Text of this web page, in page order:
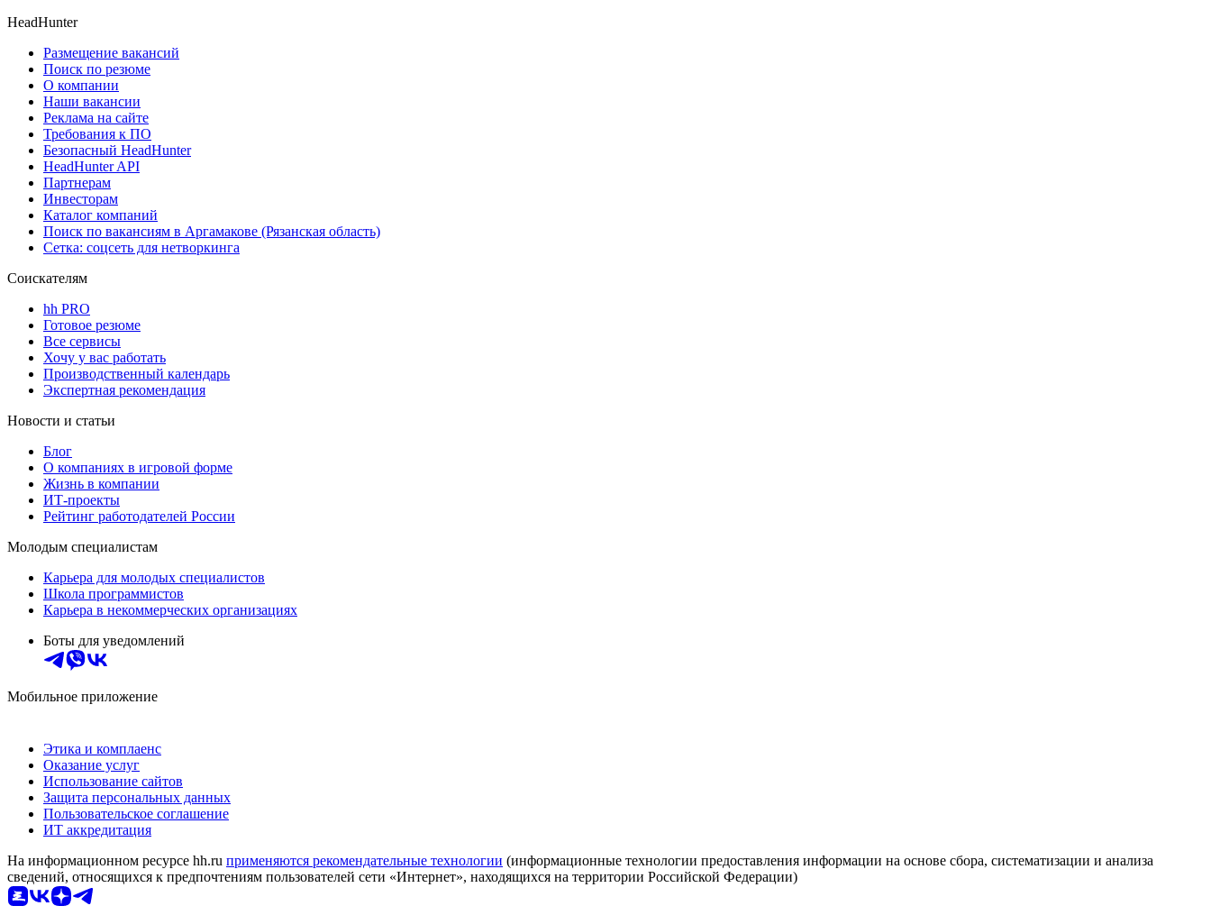
HeadHunter
Размещение вакансий
Поиск по резюме
О компании
Наши вакансии
Реклама на сайте
Требования к ПО
Безопасный HeadHunter
HeadHunter API
Партнерам
Инвесторам
Каталог компаний
Поиск по вакансиям в Аргамакове (Рязанская область)
Сетка: соцсеть для нетворкинга
Соискателям
hh PRO
Готовое резюме
Все сервисы
Хочу у вас работать
Производственный календарь
Экспертная рекомендация
Новости и статьи
Блог
О компаниях в игровой форме
Жизнь в компании
ИТ-проекты
Рейтинг работодателей России
Молодым специалистам
Карьера для молодых специалистов
Школа программистов
Карьера в некоммерческих организациях
Боты для уведомлений
Мобильное приложение
Этика и комплаенс
Оказание услуг
Использование сайтов
Защита персональных данных
Пользовательское соглашение
ИТ аккредитация
На информационном ресурсе hh.ru применяются рекомендательные технологии (информационные технологии предоставления информации на основе сбора, систематизации и анализа
сведений, относящихся к предпочтениям пользователей сети «Интернет», находящихся на территории Российской Федерации)